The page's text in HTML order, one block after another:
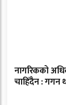
नागरिकको
चाहिँदैन : गगन